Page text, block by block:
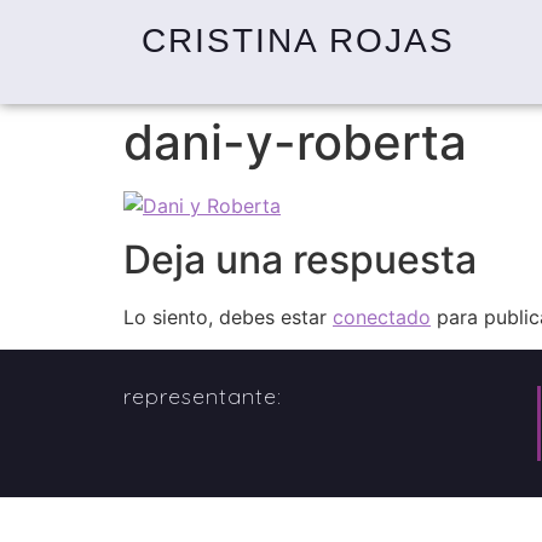
CRISTINA ROJAS
dani-y-roberta
Deja una respuesta
Lo siento, debes estar conectado para
representante: